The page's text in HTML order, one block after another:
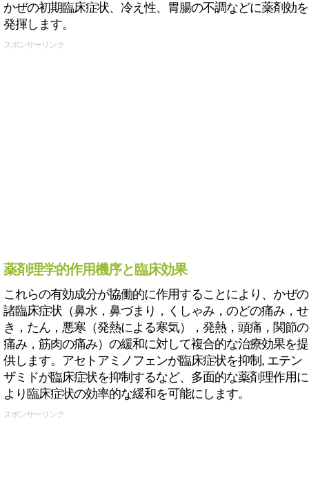
かぜの初期臨床症状、冷え性、胃腸の不調などに薬剤効を
発揮します。
スポンサーリンク
薬剤理学的作用機序と臨床効果
これらの有効成分が協働的に作用することにより、かぜの
諸臨床症状（鼻水，鼻づまり，くしゃみ，のどの痛み，せ
き，たん，悪寒（発熱による寒気），発熱，頭痛，関節の
痛み，筋肉の痛み）の緩和に対して複合的な治療効果を提
供します。アセトアミノフェンが臨床症状を抑制, エテン
ザミドが臨床症状を抑制するなど、多面的な薬剤理作用に
より臨床症状の効率的な緩和を可能にします。
スポンサーリンク